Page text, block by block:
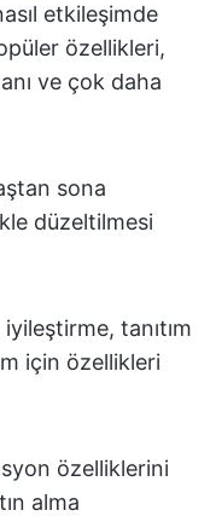
etkileşimde
özellikleri,
ve çok daha
sona
düzeltilmesi
tanıtım
için özellikleri
özelliklerini
alma